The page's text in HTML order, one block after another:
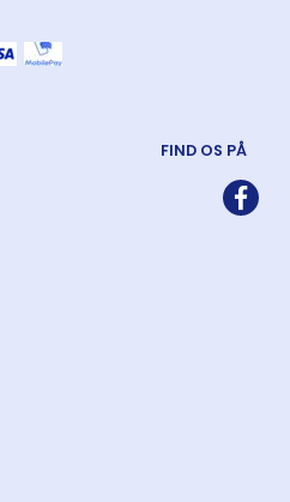
FIND OS PÅ